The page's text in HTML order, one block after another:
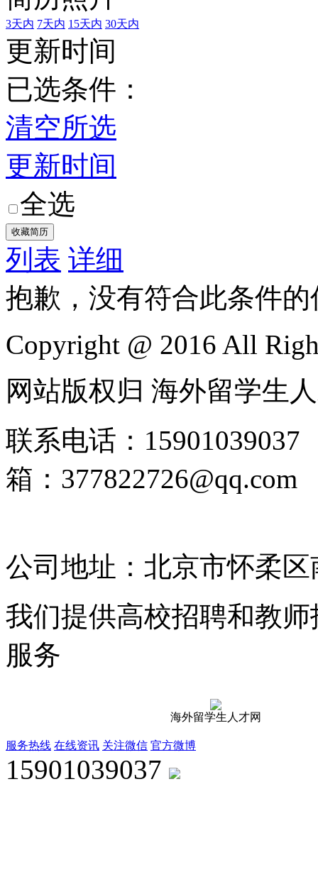
3天内 7天内 15天内 30天内
更新时间
已选条件：
清空所选
更新时间
全选
列表 详细
抱歉，没有符合此条件的
Copyright @ 2016 All
网站版权归 海外留学生
联系电话：
箱：
公司地址：北京市怀柔
我们提供高校招聘和教
服务
海外留学生人才网
服务热线 在线资讯 关注微信 官方微博
15901039037